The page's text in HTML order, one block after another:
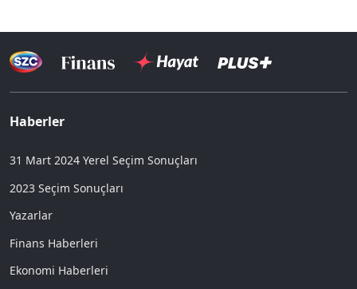
Haberler
31 Mart 2024 Yerel Seçim Sonuçları
2023 Seçim Sonuçları
Yazarlar
Finans Haberleri
Ekonomi Haberleri